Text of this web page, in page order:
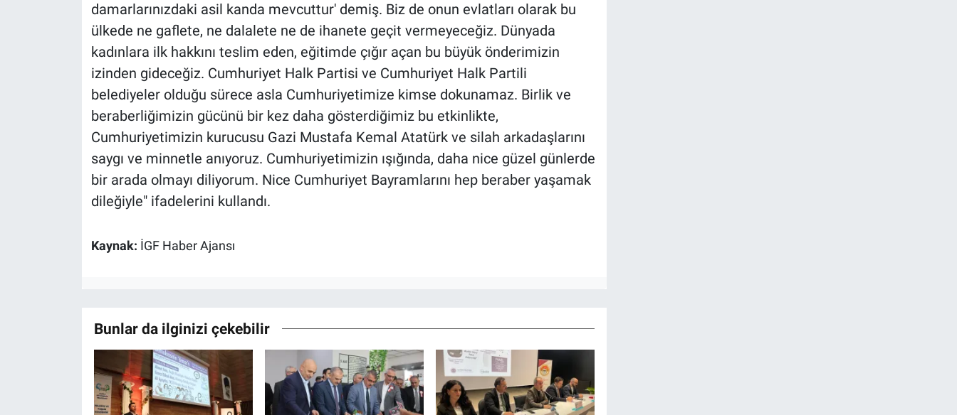
damarlarınızdaki asil kanda mevcuttur' demiş. Biz de onun evlatları olarak bu
ülkede ne gaflete, ne dalalete ne de ihanete geçit vermeyeceğiz. Dünyada
kadınlara ilk hakkını teslim eden, eğitimde çığır açan bu büyük önderimizin
izinden gideceğiz. Cumhuriyet Halk Partisi ve Cumhuriyet Halk Partili
belediyeler olduğu sürece asla Cumhuriyetimize kimse dokunamaz. Birlik ve
beraberliğimizin gücünü bir kez daha gösterdiğimiz bu etkinlikte,
Cumhuriyetimizin kurucusu Gazi Mustafa Kemal Atatürk ve silah arkadaşlarını
saygı ve minnetle anıyoruz. Cumhuriyetimizin ışığında, daha nice güzel günlerde
bir arada olmayı diliyorum. Nice Cumhuriyet Bayramlarını hep beraber yaşamak
dileğiyle" ifadelerini kullandı.
Kaynak: İGF Haber Ajansı
Bunlar da ilginizi çekebilir